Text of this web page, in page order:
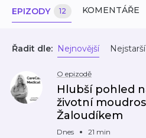
EPIZODY 12 KOMENTÁŘE
Řadit dle: Nejnovější Nejstarší
O epizodě
Hlubší pohled
životní
Žaloudíkem
Dnes 21 min